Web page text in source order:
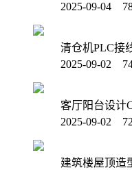
2025-09-04
清仓机PLC接
2025-09-02
客厅阳台设计
2025-09-02
建筑楼屋顶造